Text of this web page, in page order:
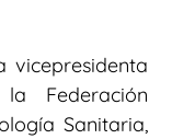
vicepresidenta
Federación
Sanitaria,